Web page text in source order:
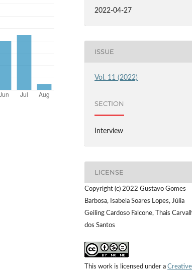
2022-04-27
ISSUE
Vol. 11 (2022)
SECTION
Interview
LICENSE
Copyright (c) 2022 Gustavo Gomes
Barbosa, Isabela Soares Lopes, Júlia
Geiling Cardoso Falcone, Thais
dos Santos
This work is licensed under a Creative